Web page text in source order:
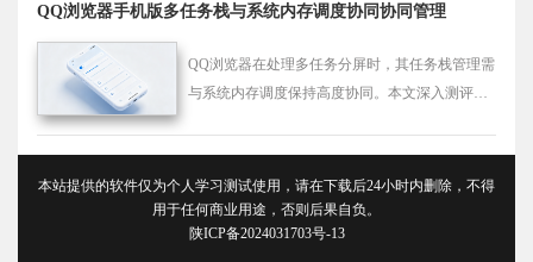
QQ浏览器手机版多任务栈与系统内存调度协同协同管理
QQ浏览器在处理多任务分屏时，其任务栈管理需
与系统内存调度保持高度协同。本文深入测评了
在双屏阅读时享受更稳定、流畅的多任务操作体
验。
本站提供的软件仅为个人学习测试使用，请在下载后24小时内删除，不得
用于任何商业用途，否则后果自负。
陕ICP备2024031703号-13